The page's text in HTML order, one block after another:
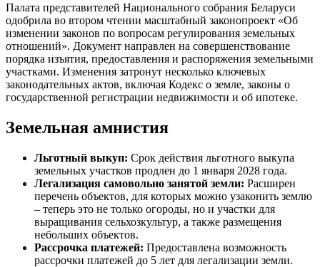
Палата представителей Национального собрания Беларуси
одобрила во втором чтении масштабный законопроект «Об
изменении законов по вопросам регулирования земельных
отношений». Документ направлен на совершенствование
порядка изъятия, предоставления и распоряжения земельными
участками. Изменения затронут несколько ключевых
законодательных актов, включая Кодекс о земле, законы о
государственной регистрации недвижимости и об ипотеке.
Земельная амнистия
Льготный выкуп: Срок действия льготного выкупа
земельных участков продлен до 1 января 2028 года.
Легализация самовольно занятой земли: Расширен
перечень объектов, для которых можно узаконить землю
– теперь это не только огороды, но и участки для
выращивания сельхозкультур, а также размещения
небольших объектов.
Рассрочка платежей: Предоставлена возможность
рассрочки платежей до 5 лет для легализации земли.